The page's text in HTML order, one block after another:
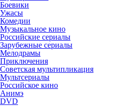
Боевики
Ужасы
Комедии
Музыкальное кино
Российские сериалы
Зарубежные сериалы
Мелодрамы
Приключения
Советская мультипликация
Мультсериалы
Российское кино
Анимэ
DVD